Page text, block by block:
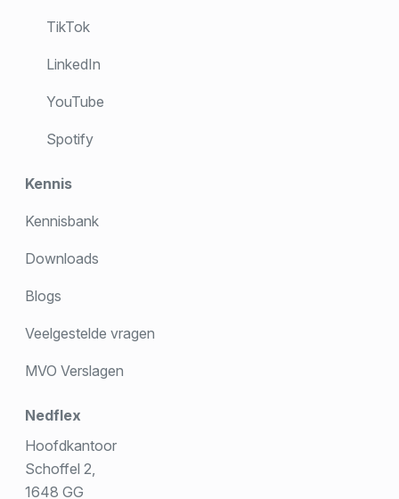
TikTok
LinkedIn
YouTube
Spotify
Kennis
Kennisbank
Downloads
Blogs
Veelgestelde vragen
MVO Verslagen
Nedflex
Hoofdkantoor
Schoffel 2,
1648 GG